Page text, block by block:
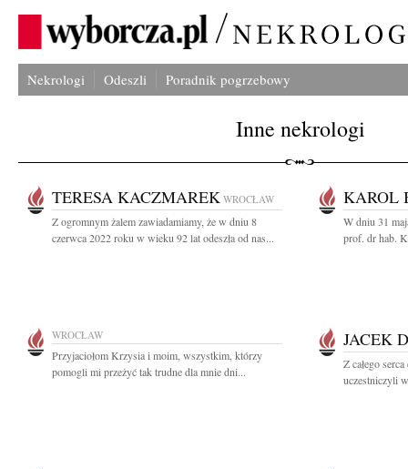
Nekrologi Odeszli Poradnik pogrzebowy
Inne nekrologi
TERESA KACZMAREK WROCŁAW
Z ogromnym żalem zawiadamiamy, że w dniu 8
czerwca 2022 roku w wieku 92 lat odeszła od nas...
KAROL
W dniu 31
prof. dr hab.
WROCŁAW
Przyjaciołom Krzysia i moim, wszystkim, którzy
pomogli mi przeżyć tak trudne dla mnie dni...
JACEK
Z całego
uczestniczyli